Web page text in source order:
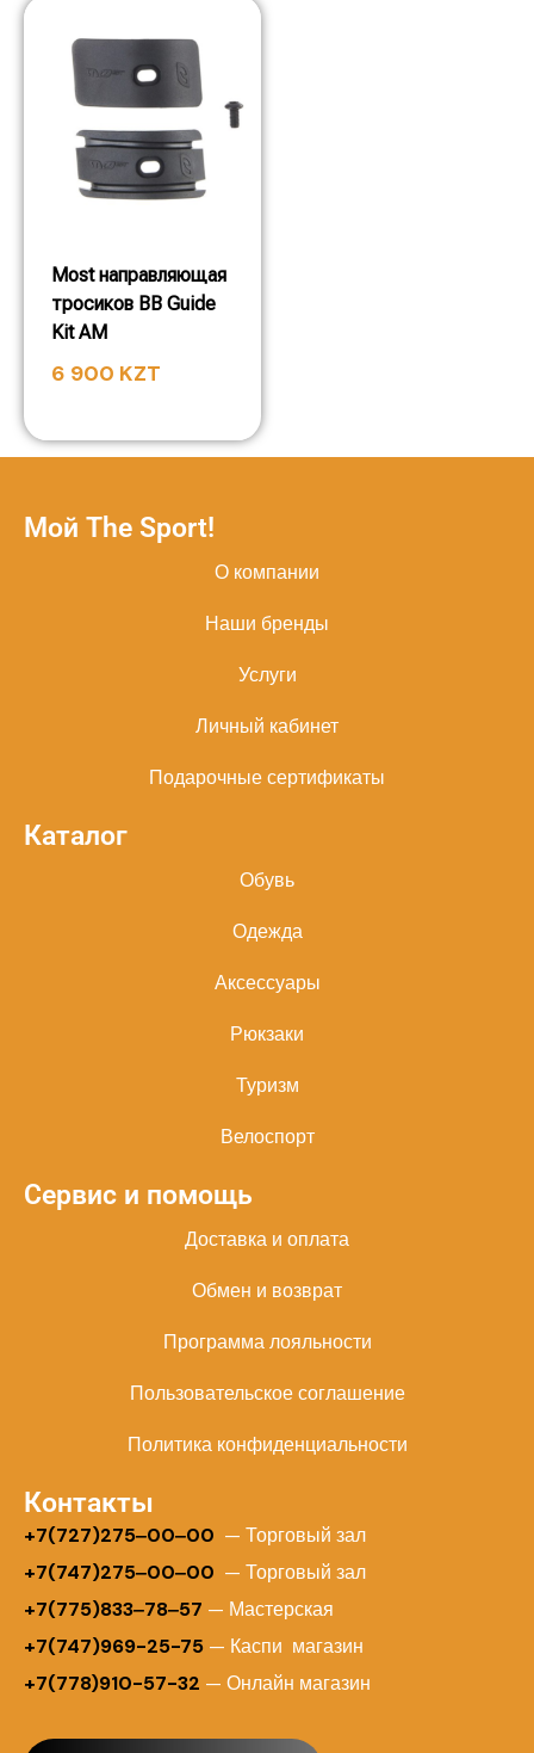
Most направляющая
тросиков BB Guide
Kit AM
6 900 KZT
Мой The Sport!
О компании
Наши бренды
Услуги
Личный кабинет
Подарочные сертификаты
Каталог
Обувь
Одежда
Аксессуары
Рюкзаки
Туризм
Велоспорт
Сервис и помощь
Доставка и оплата
Обмен и возврат
Программа лояльности
Пользовательское соглашение
Политика конфиденциальности
Контакты
+7(727)275‒00‒00 — Торговый зал
+7(747)275‒00‒00 — Торговый зал
+7(775)833‒78‒57 — Мастерская
+7(747)969-25-75 — Каспи магазин
+7(778)910-57-32 — Онлайн магазин